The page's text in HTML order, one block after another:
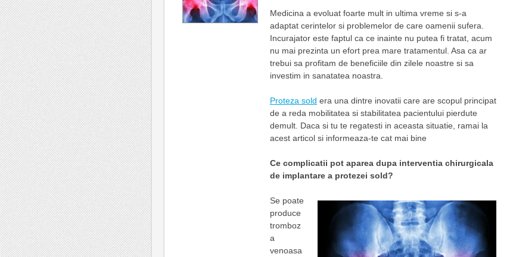
Medicina a evoluat foarte mult in ultima vreme si s-a
adaptat cerintelor si problemelor de care oamenii sufera.
Incurajator este faptul ca ce inainte nu putea fi tratat, acum
nu mai prezinta un efort prea mare tratamentul. Asa ca ar
trebui sa profitam de beneficiile din zilele noastre si sa
investim in sanatatea noastra.
Proteza sold era una dintre inovatii care are scopul principat
de a reda mobilitatea si stabilitatea pacientului pierdute
demult. Daca si tu te regatesti in aceasta situatie, ramai la
acest articol si informeaza-te cat mai bine
Ce complicatii pot aparea dupa interventia chirurgicala
de implantare a protezei sold?
Se poate
produce
tromboz
a
venoasa